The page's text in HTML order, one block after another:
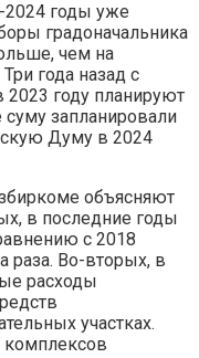
2024 годы уже
градоначальника
чем на
года назад с
году планируют
запланировали
Думу в 2024
объясняют
в последние годы
с 2018
раза. Во-вторых, в
расходы
участках.